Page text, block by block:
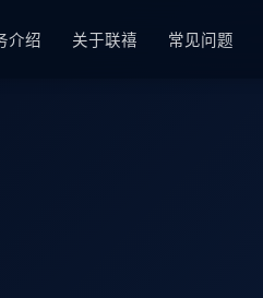
介绍 关于联禧 常见问题